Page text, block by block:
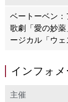
ベートーベン：
歌劇「愛の妙薬
ージカル「ウ
インフォ
主催